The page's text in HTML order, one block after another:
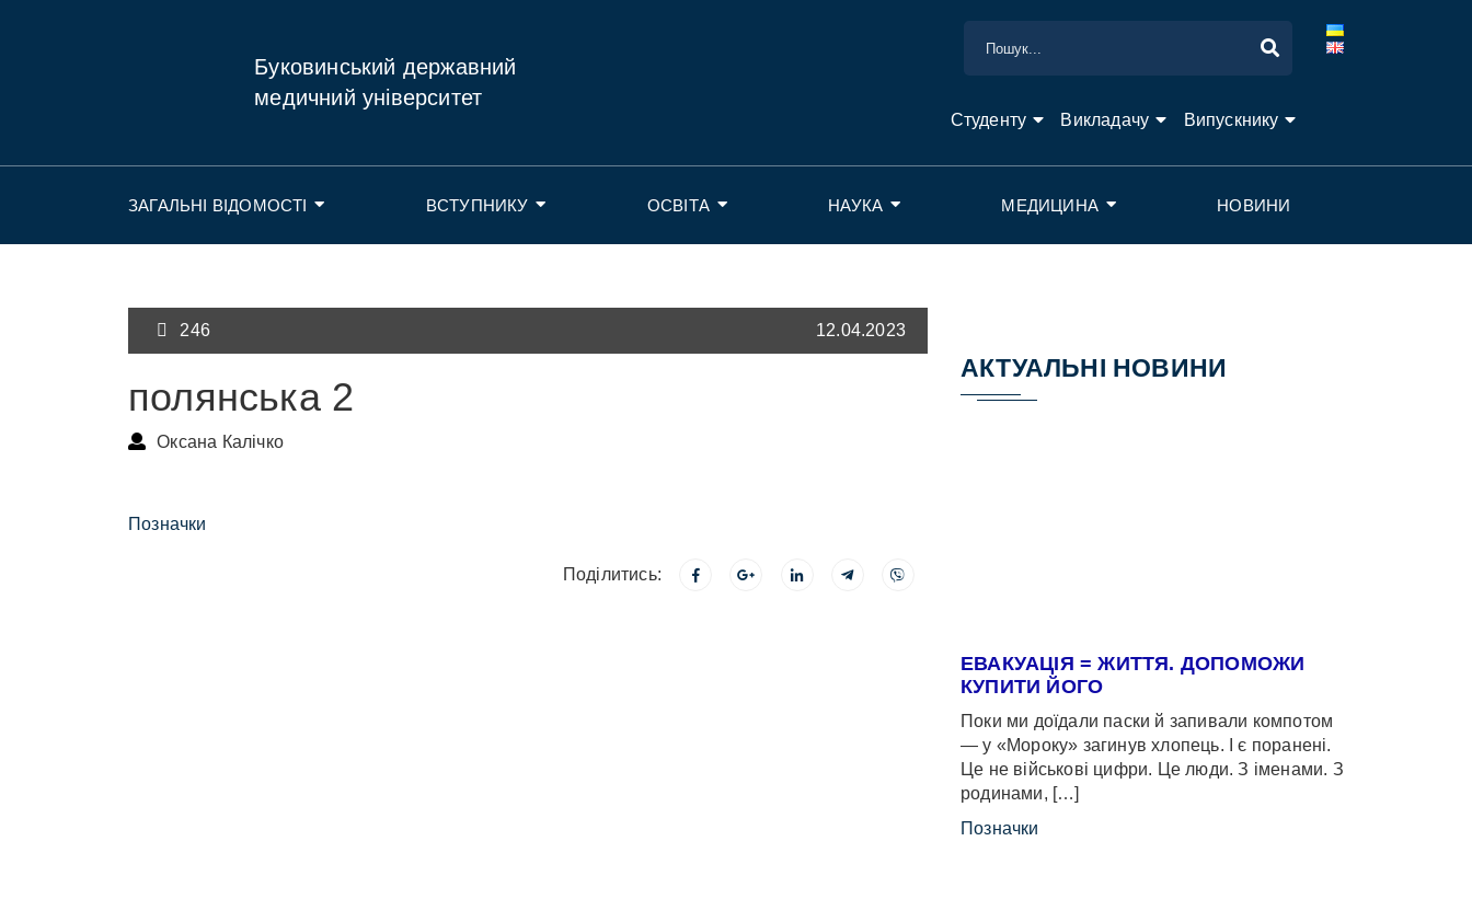
Буковинський державний
медичний університет
Студенту Викладачу Випускнику
ЗАГАЛЬНІ ВІДОМОСТІ ВСТУПНИКУ ОСВІТА НАУКА МЕДИЦИНА НОВИНИ
246 12.04.2023
полянська 2
Оксана Калічко
Позначки
Поділитись:
АКТУАЛЬНІ НОВИНИ
ЕВАКУАЦІЯ = ЖИТТЯ. ДОПОМОЖИ
КУПИТИ ЙОГО
Поки ми доїдали паски й запивали компотом
— у «Мороку» загинув хлопець. І є поранені.
Це не військові цифри. Це люди. З іменами. З
родинами, […]
Позначки